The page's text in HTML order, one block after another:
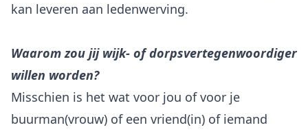
kan leveren aan ledenwerving.
Waarom zou jij wijk- of dorpsvertegenwoordiger
willen worden?
Misschien is het wat voor jou of voor je
buurman(vrouw) of een vriend(in) of iemand